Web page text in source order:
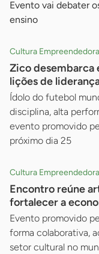
Evento vai debater
ensino
Cultura Empreendedora
Zico desembarca
lições de
Ídolo do futebol
disciplina, alta
evento promovido
próximo dia 25
Cultura Empreendedora
Encontro reúne
fortalecer a
Evento promovido
forma colaborativa,
setor cultural no